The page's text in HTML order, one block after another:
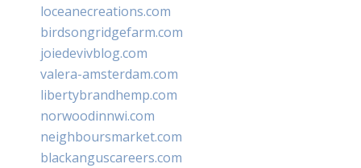
loceanecreations.com
birdsongridgefarm.com
joiedevivblog.com
valera-amsterdam.com
libertybrandhemp.com
norwoodinnwi.com
neighboursmarket.com
blackanguscareers.com